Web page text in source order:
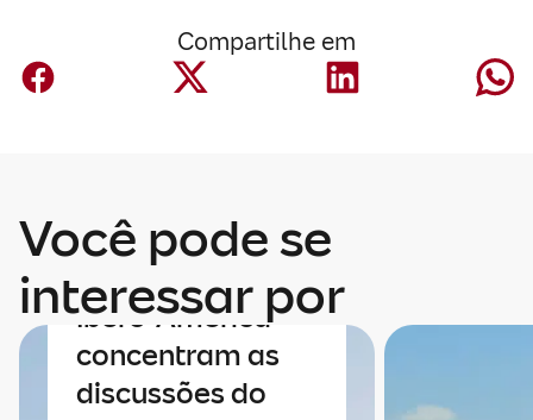
Compartilhe em
Você pode se
interessar por
Economia e
integração da
Ibero-América
concentram as
discussões do